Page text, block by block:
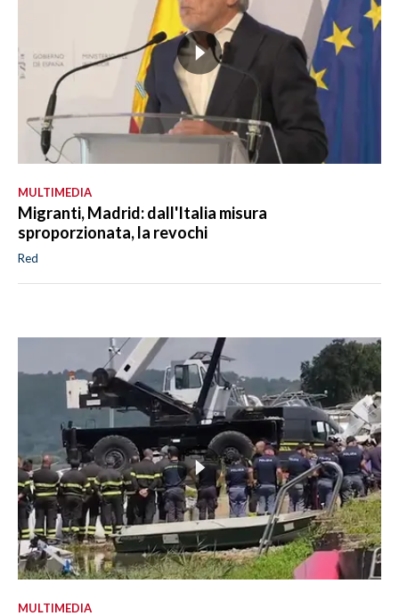
MULTIMEDIA
Migranti, Madrid: dall'Italia misura
sproporzionata, la revochi
Red
MULTIMEDIA